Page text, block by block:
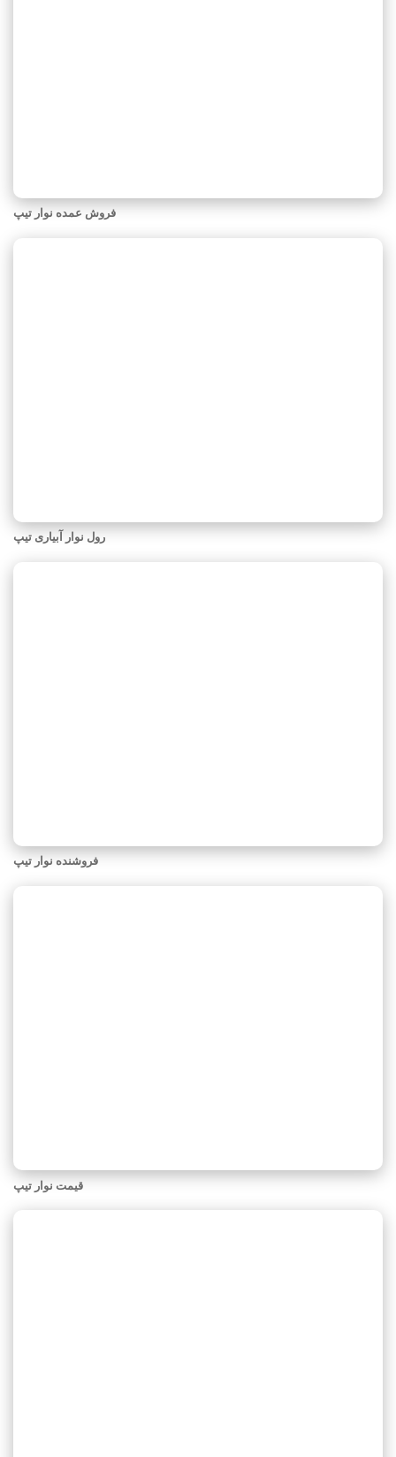
فروش عمده نوار تیپ
رول نوار آبیاری تیپ
فروشنده نوار تیپ
قیمت نوار تیپ